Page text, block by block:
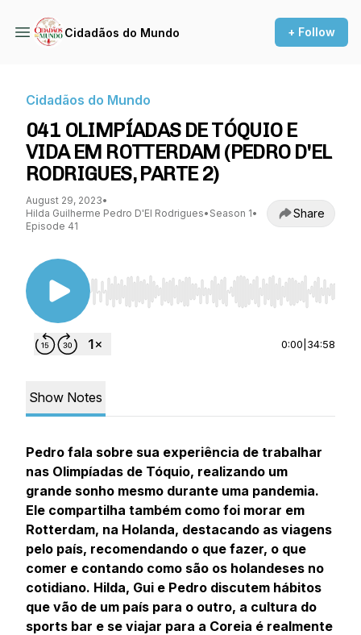
Cidadãos do Mundo + Follow
Cidadãos do Mundo
041 OLIMPÍADAS DE TÓQUIO E
VIDA EM ROTTERDAM (PEDRO D'EL
RODRIGUES, PARTE 2)
August 29, 2023•
Hilda Guilherme Pedro D'El Rodrigues• Season 1•
Episode 41
Share
Use Left/Right to seek, Home/End to jump to
0:00 34:58
Show Notes
Pedro fala sobre sua experiência de trabalhar
nas Olimpíadas de Tóquio, realizando um
grande sonho mesmo durante uma pandemia.
Ele compartilha também como foi morar em
Rotterdam, na Holanda, destacando as viagens
pelo país, recomendando o que fazer, o que
comer e contando como são os holandeses no
cotidiano. Hilda, Gui e Pedro discutem hábitos
que vão de um país para o outro, a cultura do
sports bar e se viajar para a Coreia é realmente